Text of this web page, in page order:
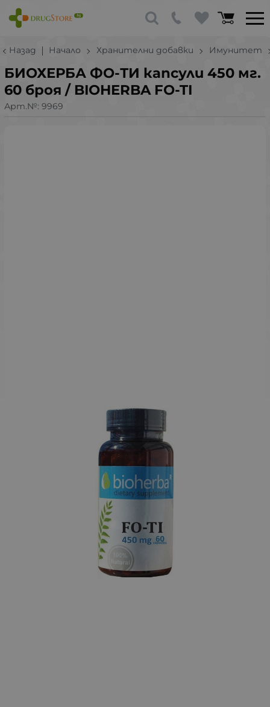
Назад Начало Хранителни добавки Имунитет
БИОХЕРБА ФО-ТИ капсули 450 мг.
60 броя / BIOHERBA FO-TI
Арт.№: 9969